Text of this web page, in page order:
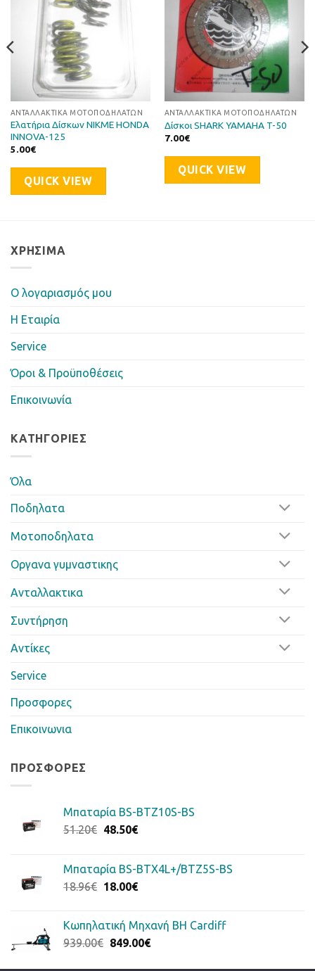
ΑΝΤΑΛΛΑΚΤΙΚΆ ΜΟΤΟΠΟΔΗΛΆΤΩΝ
Ελατήρια Δίσκων NIKME HONDA
INNOVA-125
5.00€
QUICK VIEW
ΑΝΤΑΛΛΑΚΤΙΚΆ ΜΟΤΟΠΟΔΗΛΆΤΩΝ
Δίσκοι SHARK YAMAHA T-50
7.00€
QUICK VIEW
ΧΡΉΣΙΜΑ
Ο λογαριασμός μου
Η Eταιρία
Service
Όροι & Προϋποθέσεις
Επικοινωνία
ΚΑΤΗΓΟΡΊΕΣ
Όλα
Ποδηλατα
Μοτοποδηλατα
Οργανα γυμναστικης
Ανταλλακτικα
Συντήρηση
Αντίκες
Service
Προσφορες
Επικοινωνια
ΠΡΟΣΦΟΡΈΣ
Μπαταρία BS-BTZ10S-BS
51.20€ Original
51.20€.
48.50€Η
είναι:
48.50€.
Μπαταρία BS-BTX4L+/BTZ5S-BS
18.96€ Original
18.96€.
18.00€Η
είναι:
18.00€.
Κωπηλατική Μηχανή BH Cardiff
939.00€ Original
849.00€Η